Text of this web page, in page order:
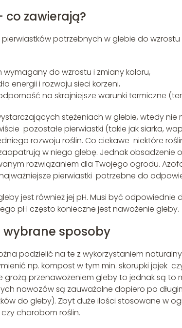
co zawierają?
potrzebnych w glebie do wzrostu
wymagany do wzrostu i zmiany koloru,
energii i rozwoju sieci korzeni,
na skrajniejsze warunki termiczne
stężeniach w glebie, wtedy
pozostałe pierwiastki (takie jak siarka,
rozwoju roślin. Co ciekawe niektóre
w niego glebę. Jednak obsadzenie
rozwiązaniem dla Twojego ogrodu.
pierwiastki potrzebne do
jest również jej pH. Musi być
pH często konieczne jest nawożenie gleby.
wybrane sposoby
podzielić na te z wykorzystaniem
np. kompost w tym min. skorupki jajek
przenawożeniem gleby to jednak są to
nawozów są zauważalne dopiero po
do gleby). Zbyt duże ilości stosowane w
chorobom roślin.